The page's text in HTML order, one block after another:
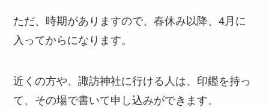
ただ、時期がありますので、春休み以降、4月に
入ってからになります。
近くの方や、諏訪神社に行ける人は、印鑑を持っ
て、その場で書いて申し込みができます。